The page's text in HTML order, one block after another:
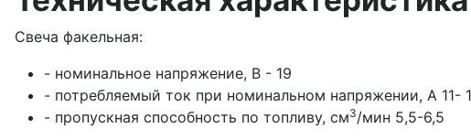
Свеча факельная:
- номинальное напряжение, В - 19
- потребляемый ток при номинальном напряжении, А 11-
- пропускная способность по топливу, см3/мин 5,5-6,5